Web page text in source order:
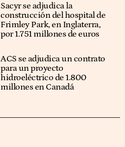
Sacyr se adjudica la
construcción del hospital de
Frimley Park, en Inglaterra,
por 1.751 millones de euros
ACS se adjudica un contrato
para un proyecto
hidroeléctrico de 1.800
millones en Canadá